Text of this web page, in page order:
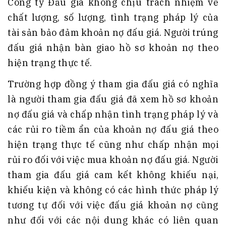
Công ty Đấu giá không chịu trách nhiệm về
chất lượng, số lượng, tình trạng pháp lý của
tài sản bảo đảm khoản nợ đấu giá. Người trúng
đấu giá nhận bàn giao hồ sơ khoản nợ theo
hiện trạng thực tế.
Trường hợp đồng ý tham gia đấu giá có nghĩa
là người tham gia đấu giá đã xem hồ sơ khoản
nợ đấu giá và chấp nhận tình trạng pháp lý và
các rủi ro tiềm ẩn của khoản nợ đấu giá theo
hiện trạng thực tế cũng như chấp nhận mọi
rủi ro đối với việc mua khoản nợ đấu giá. Người
tham gia đấu giá cam kết không khiếu nại,
khiếu kiện và không có các hình thức pháp lý
tương tự đối với việc đấu giá khoản nợ cũng
như đối với các nội dung khác có liên quan